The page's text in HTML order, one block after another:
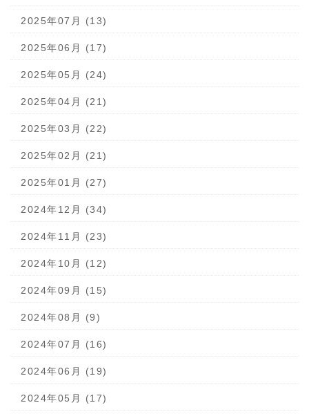
2025年07月 (13)
2025年06月 (17)
2025年05月 (24)
2025年04月 (21)
2025年03月 (22)
2025年02月 (21)
2025年01月 (27)
2024年12月 (34)
2024年11月 (23)
2024年10月 (12)
2024年09月 (15)
2024年08月 (9)
2024年07月 (16)
2024年06月 (19)
2024年05月 (17)